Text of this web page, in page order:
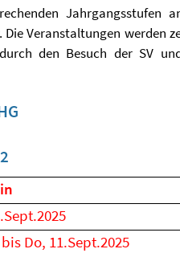
Jahrgangsstufen
Veranstaltungen werden
den Besuch der SV
Do, 11.Sept.2025